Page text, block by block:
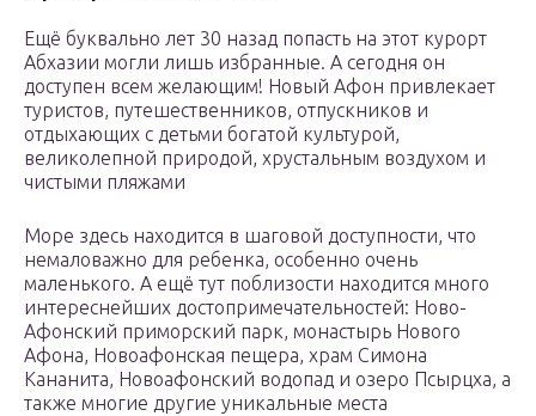
Ещё буквально лет 30 назад попасть на этот курорт
Абхазии могли лишь избранные. А сегодня он
доступен всем желающим! Новый Афон привлекает
туристов, путешественников, отпускников и
отдыхающих с детьми богатой культурой,
великолепной природой, хрустальным воздухом и
чистыми пляжами
Море здесь находится в шаговой доступности, что
немаловажно для ребенка, особенно очень
маленького. А ещё тут поблизости находится много
интереснейших достопримечательностей: Ново-
Афонский приморский парк, монастырь Нового
Афона, Новоафонская пещера, храм Симона
Кананита, Новоафонский водопад и озеро Псырцха, а
также многие другие уникальные места